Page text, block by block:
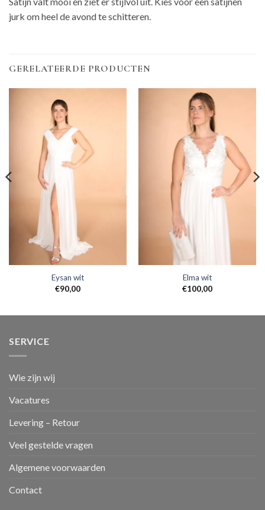
jurk om heel de avond te schitteren.
GERELATEERDE PRODUCTEN
Eysan wit
€90,00
Elma wit
€100,00
SERVICE
Wie zijn wij
Vacatures
Levering – Retour
Veel gestelde vragen
Algemene voorwaarden
Contact